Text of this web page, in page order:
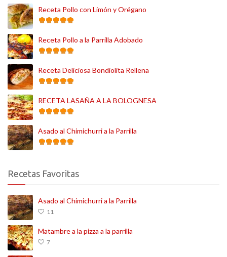
Receta Pollo con Limón y Orégano
Receta Pollo a la Parrilla Adobado
Receta Deliciosa Bondiolita Rellena
RECETA LASAÑA A LA BOLOGNESA
Asado al Chimichurri a la Parrilla
Recetas Favoritas
Asado al Chimichurri a la Parrilla
11
Matambre a la pizza a la parrilla
7